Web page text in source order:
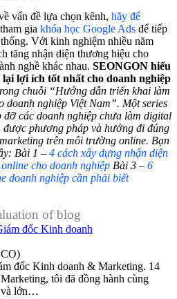
vấn đề lựa chọn kênh, hãy để
gia khóa học Google Ads để tiếp
Với kinh nghiệm nhiều năm
tăng nhận diện thương hiệu cho
nghề khác nhau. SEONGON hiểu
lợi ích tốt nhất cho doanh nghiệp
chuỗi “Hướng dẫn triển khai làm
doanh nghiệp Việt Nam”. Một series
các doanh nghiệp chưa làm digital
được phương pháp và hướng đi đúng
trên môi trường online. Bạn
Bài 1 – 4 cách xây dựng nhận diện
cho doanh nghiệp Bài 3 – 6
doanh nghiệp cần phải biết
of blog
đốc Kinh doanh & Marketing. 14
tôi đã đồng hành cùng
và lớn…